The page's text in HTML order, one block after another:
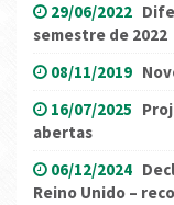
29/06/2022
semestre de 2022
08/11/2019
16/07/2025
abertas
06/12/2024
Reino Unido –